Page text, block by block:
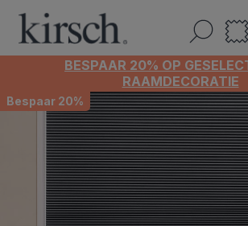
BESPAAR 20% OP
RAAMDECORATIE
Bespaar 20%